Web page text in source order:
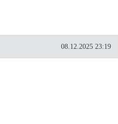
08.12.2025 23:19